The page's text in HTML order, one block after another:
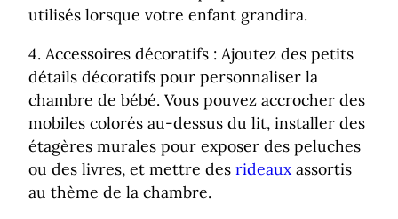
utilisés lorsque votre enfant grandira.
4. Accessoires décoratifs : Ajoutez des petits
détails décoratifs pour personnaliser la
chambre de bébé. Vous pouvez accrocher des
mobiles colorés au-dessus du lit, installer des
étagères murales pour exposer des peluches
ou des livres, et mettre des rideaux assortis
au thème de la chambre.